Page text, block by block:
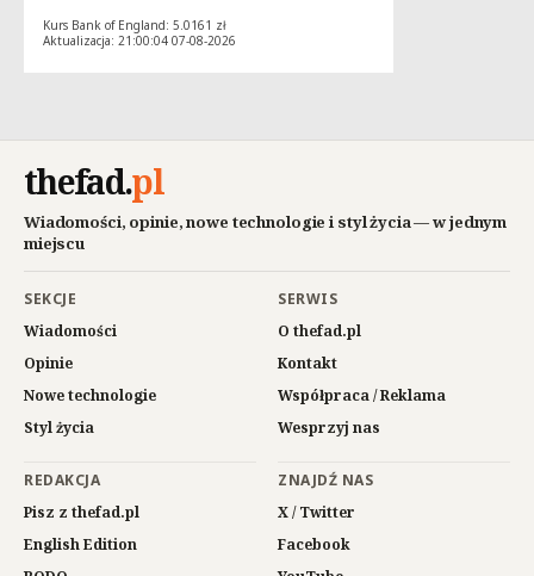
Kurs Bank of England: 5.0161 zł
Aktualizacja: 21:00:04 07-08-2026
thefad.pl
Wiadomości, opinie, nowe technologie i styl życia — w jednym
miejscu
SEKCJE
Wiadomości
Opinie
Nowe technologie
Styl życia
SERWIS
O thefad.pl
Kontakt
Współpraca / Reklama
Wesprzyj nas
REDAKCJA
Pisz z thefad.pl
English Edition
ZNAJDŹ NAS
X / Twitter
Facebook